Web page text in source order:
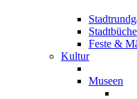
Feste &
Kultur
Museen